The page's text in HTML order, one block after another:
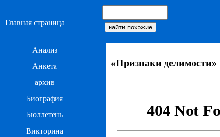
Главная страница
Анализ
Анкета
архив
Биография
Бюллетень
Викторина
«Признаки делимости»